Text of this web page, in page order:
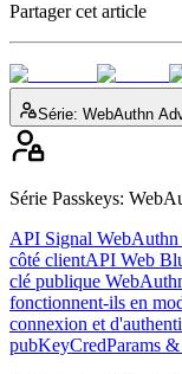
Partager cet article
Série: WebAuthn
Série Passkeys:
API Signal WebAuthn
côté clientAPI Web
clé publique
fonctionnent-ils en
connexion et
pubKeyCredParams